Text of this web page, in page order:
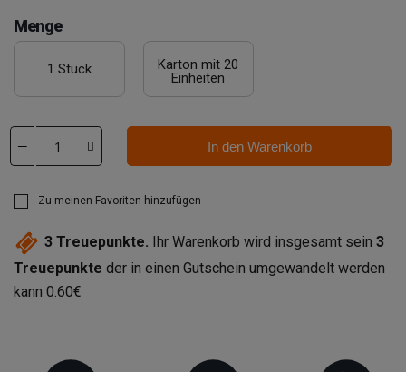
Menge
1 Stück
Karton mit 20
Einheiten
In den Warenkorb
Zu meinen Favoriten hinzufügen
3 Treuepunkte. Ihr Warenkorb wird insgesamt sein 3
Treuepunkte der in einen Gutschein umgewandelt werden
kann 0.60€